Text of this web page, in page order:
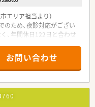
エリア担当より）
ため、夜診対応がござい
、年間休日122日と合わせ
分、JR東海道本線の高槻駅
クセスを誇る好立地です。
かわしげクリニックより
ど応需しています。
お問い合わせ